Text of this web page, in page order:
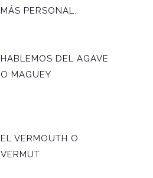
MÁS PERSONAL.
HABLEMOS DEL AGAVE
O MAGUEY
EL VERMOUTH O
VERMUT